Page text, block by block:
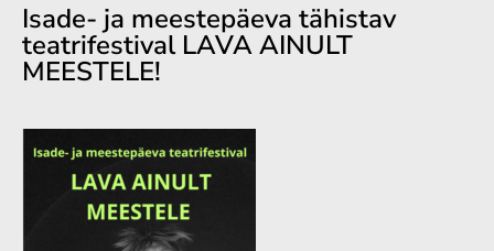
Isade- ja meestepäeva tähistav
teatrifestival LAVA AINULT
MEESTELE!